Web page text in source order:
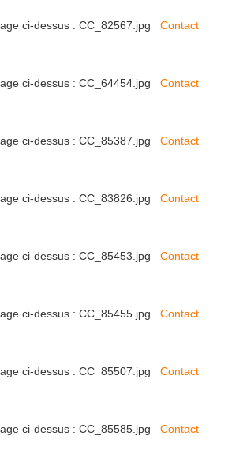
ci-dessus : CC_82567.jpg Contact
ci-dessus : CC_64454.jpg Contact
ci-dessus : CC_85387.jpg Contact
ci-dessus : CC_83826.jpg Contact
ci-dessus : CC_85453.jpg Contact
ci-dessus : CC_85455.jpg Contact
ci-dessus : CC_85507.jpg Contact
ci-dessus : CC_85585.jpg Contact